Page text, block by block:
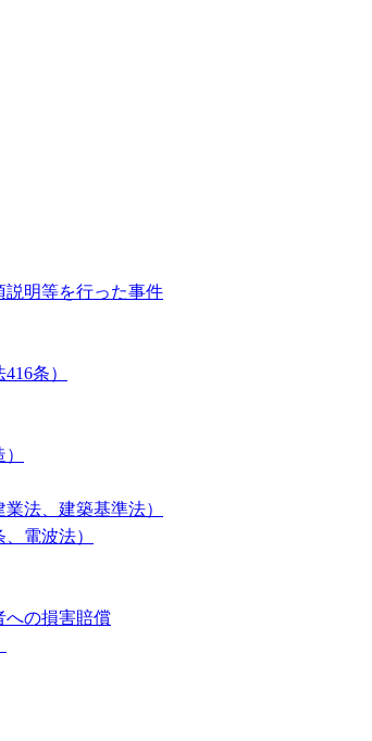
説明等を行った事件
条）
法、建築基準法）
電波法）
への損害賠償